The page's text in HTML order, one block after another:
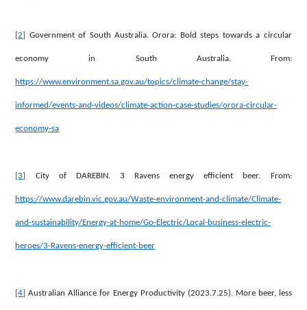
[2] Government of South Australia. Orora: Bold steps towards a circular
economy in South Australia. From:
https://www.environment.sa.gov.au/topics/climate-change/stay-
informed/events-and-videos/climate-action-case-studies/orora-circular-
economy-sa
[3] City of DAREBIN. 3 Ravens energy efficient beer. From:
https://www.darebin.vic.gov.au/Waste-environment-and-climate/Climate-
and-sustainability/Energy-at-home/Go-Electric/Local-business-electric-
heroes/3-Ravens-energy-efficient-beer
[4] Australian Alliance for Energy Productivity (2023.7.25). More beer, less